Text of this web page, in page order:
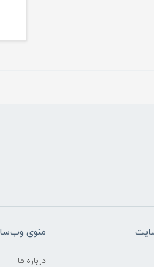
منوی
درباره ما